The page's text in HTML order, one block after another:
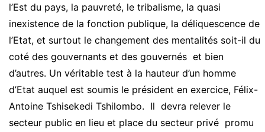
l’Est du pays, la pauvreté, le tribalisme, la quasi
inexistence de la fonction publique, la déliquescence de
l’Etat, et surtout le changement des mentalités soit-il du
coté des gouvernants et des gouvernés et bien
d’autres. Un véritable test à la hauteur d’un homme
d’Etat auquel est soumis le président en exercice, Félix-
Antoine Tshisekedi Tshilombo. Il devra relever le
secteur public en lieu et place du secteur privé promu